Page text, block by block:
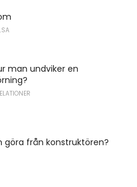
man undviker en
göra från konstruktören?